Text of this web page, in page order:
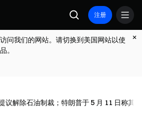
注册
问我们的网站。请切换到美国网站以使
。
议解除石油制裁；特朗普于 5 月 11 日称其“